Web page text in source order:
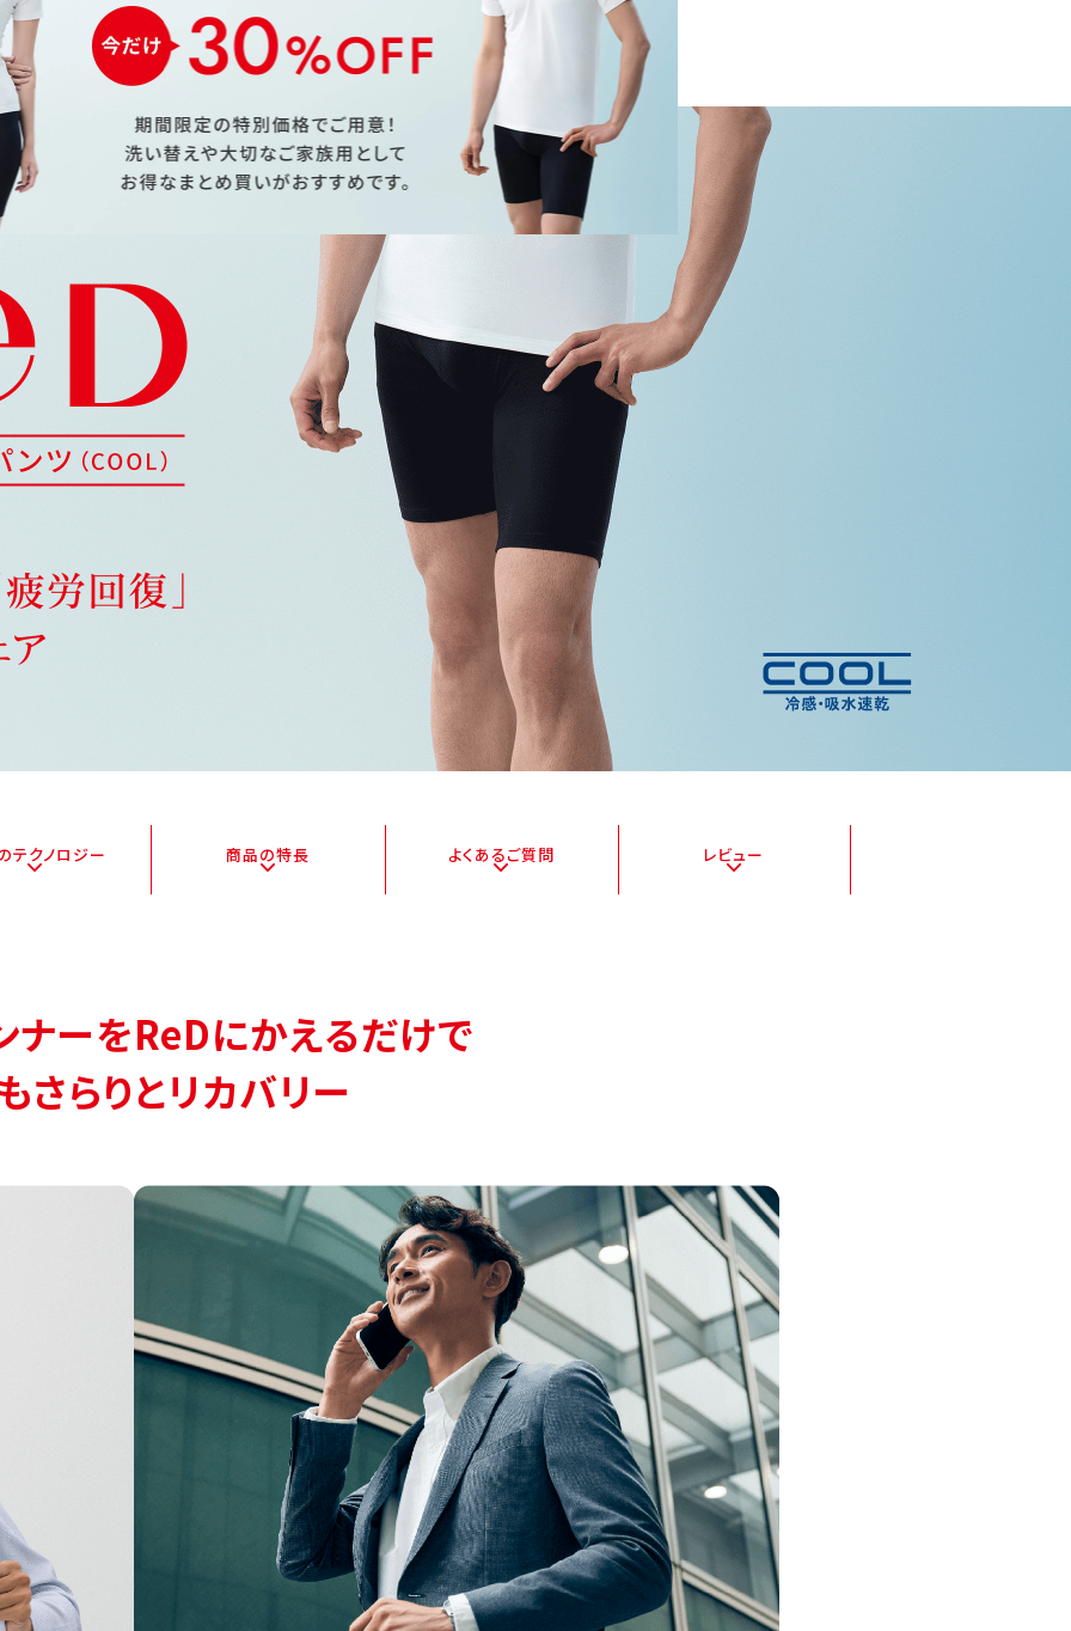
テクノロジー 商品の特長 よくあるご質問 レビュー
ナーをReDにかえるだけで
さらりとリカバリー